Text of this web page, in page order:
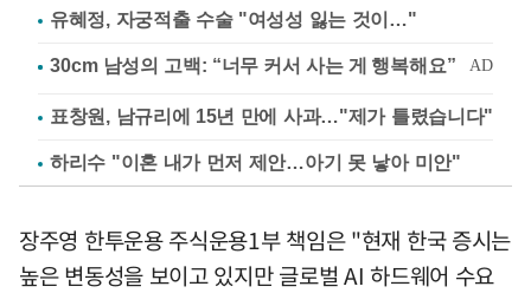
유혜정, 자궁적출 수술 "여성성 잃는 것이…"
표창원, 남규리에 15년 만에 사과…"제가 틀렸습니다"
하리수 "이혼 내가 먼저 제안…아기 못 낳아 미안"
장주영 한투운용 주식운용1부 책임은 "현재 한국 증시는
높은 변동성을 보이고 있지만 글로벌 AI 하드웨어 수요